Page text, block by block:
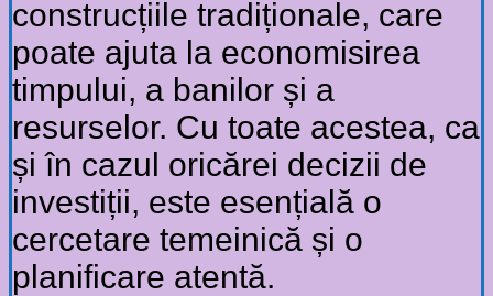
construcțiile tradiționale, care
poate ajuta la economisirea
timpului, a banilor și a
resurselor. Cu toate acestea, ca
și în cazul oricărei decizii de
investiții, este esențială o
cercetare temeinică și o
planificare atentă.